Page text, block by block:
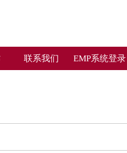
联系我们 EMP系统登录